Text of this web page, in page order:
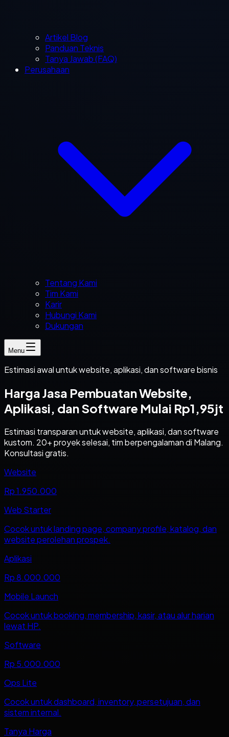
Artikel Blog
Panduan Teknis
Tanya Jawab (FAQ)
Perusahaan
Tentang Kami
Tim Kami
Karir
Hubungi Kami
Dukungan
Menu
Estimasi awal untuk website, aplikasi, dan software bisnis
Harga Jasa Pembuatan Website,
Aplikasi, dan Software Mulai Rp1,95jt
Estimasi transparan untuk website, aplikasi, dan software
kustom. 20+ proyek selesai, tim berpengalaman di Malang.
Konsultasi gratis.
Website
Rp 1.950.000
Web Starter
Cocok untuk landing page, company profile, katalog, dan
website perolehan prospek.
Aplikasi
Rp 8.000.000
Mobile Launch
Cocok untuk booking, membership, kasir, atau alur harian
lewat HP.
Software
Rp 5.000.000
Ops Lite
Cocok untuk dashboard, inventory, persetujuan, dan
sistem internal.
Tanya Harga